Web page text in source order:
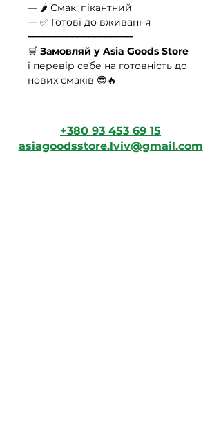
— 🌶️ Смак: пікантний
— ✅ Готові до вживання
━━━━━━━━━━━━━━━━━━━
🛒 Замовляй у Asia Goods Store
і перевір себе на готовність до
нових смаків 😎🔥
+380 93 453 69 15
asiagoodsstore.lviv@gmail.com